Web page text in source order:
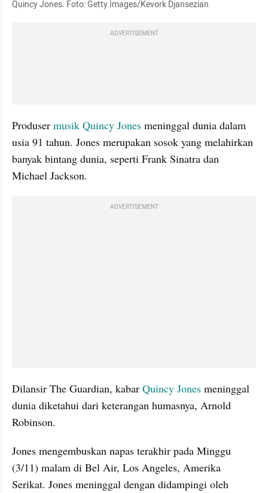
Quincy Jones. Foto: Getty Images/Kevork Djansezian
ADVERTISEMENT
Produser musik Quincy Jones meninggal dunia dalam
usia 91 tahun. Jones merupakan sosok yang melahirkan
banyak bintang dunia, seperti Frank Sinatra dan
Michael Jackson.
ADVERTISEMENT
Dilansir The Guardian, kabar Quincy Jones meninggal
dunia diketahui dari keterangan humasnya, Arnold
Robinson.
Jones mengembuskan napas terakhir pada Minggu
(3/11) malam di Bel Air, Los Angeles, Amerika
Serikat. Jones meninggal dengan didampingi oleh